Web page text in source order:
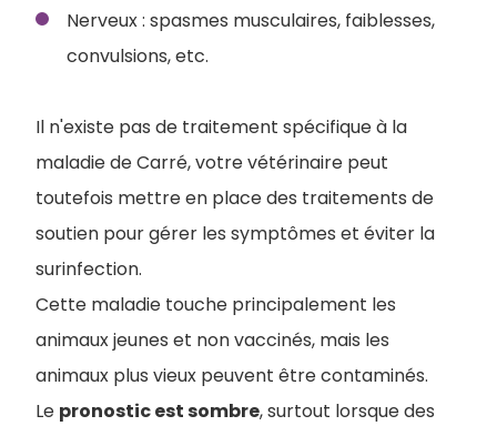
Nerveux : spasmes musculaires, faiblesses,
convulsions, etc.
Il n'existe pas de traitement spécifique à la
maladie de Carré, votre vétérinaire peut
toutefois mettre en place des traitements de
soutien pour gérer les symptômes et éviter la
surinfection.
Cette maladie touche principalement les
animaux jeunes et non vaccinés, mais les
animaux plus vieux peuvent être contaminés.
Le pronostic est sombre, surtout lorsque des